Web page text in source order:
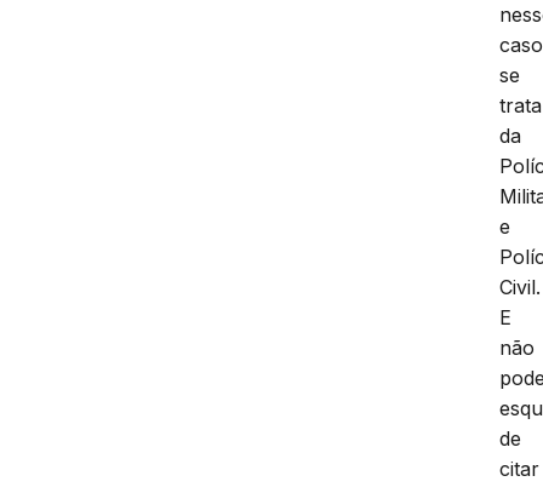
caso
se
trata
da
e
Civil.
E
não
de
citar